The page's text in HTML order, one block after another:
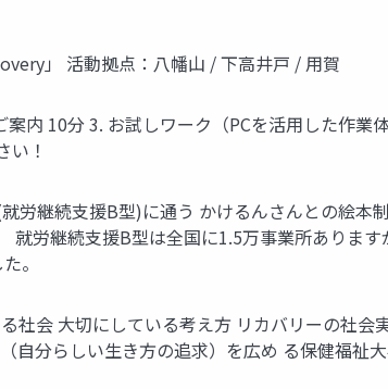
」 活動拠点：八幡山 / 下高井戸 / 用賀
内 10分 3. お試しワーク（PCを活用した作
い！
労継続支援B型)に通う かけるんさんとの絵本
労継続支援B型は全国に1.5万事業所ありま
。
社会 大切にしている考え方 リカバリーの社
分らしい生き方の追求）を広め る保健福祉大